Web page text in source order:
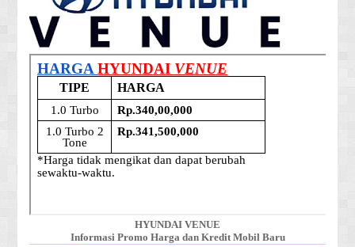
HYUNDAI VENUE
Informasi Promo Harga dan Kredit Mobil Baru